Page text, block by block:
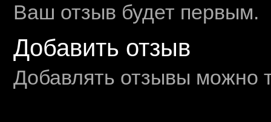
Ваш отзыв будет первым.
Добавить отзыв
Добавлять отзывы можно